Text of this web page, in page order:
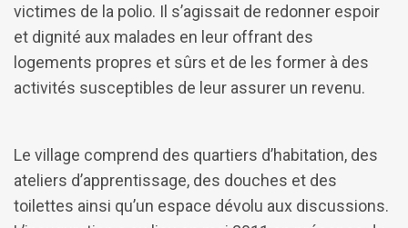
victimes de la polio. Il s’agissait de redonner espoir
et dignité aux malades en leur offrant des
logements propres et sûrs et de les former à des
activités susceptibles de leur assurer un revenu.
Le village comprend des quartiers d’habitation, des
ateliers d’apprentissage, des douches et des
toilettes ainsi qu’un espace dévolu aux discussions.